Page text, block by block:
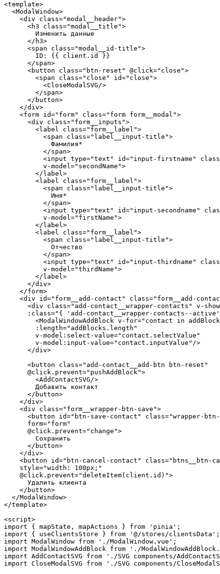
<template>
  <ModalWindow>
    <div class="modal__header">
      <h3 class="modal__title">
        Изменить данные
      </h3>
      <span class="modal__id-title">
        ID: {{ client.id }}
      </span>
      <button class="btn-reset" @click="close">
        <span class="close" id="close">
          <CloseModalSVG/>
        </span>
      </button>
    </div>
    <form id="form" class="form form__modal">
      <div class="form__inputs">
        <label class="form__label">
          <span class="label__input-title">
            Фамилия*
          </span>
<input type="text" id="input-firstname"
          v-model="secondName">
        </label>
        <label class="form__label">
          <span class="label__input-title">
            Имя*
          </span>
<input type="text" id="input-secondname"
          v-model="firstName">
        </label>
        <label class="form__label">
          <span class="label__input-title">
            Отчество
          </span>
<input type="text" id="input-thirdname"
          v-model="thirdName">
        </label>
      </div>
    </form>
<div id="form__add-contact" class="form__add-
<div class="add-contact__wrapper-contacts" v-
:class="{ 'add-contact__wrapper-contacts--
<ModalWindowAddBlock v-for="contact in
        :length="addBlocks.length"
        v-model:select-value="contact.selectValue"
        v-model:input-value="contact.inputValue"/>
      </div>
      <button class="add-contact__add-btn btn-reset"
      @click.prevent="pushAddBlock">
        <AddContactSVG/>
        Добавить контакт
      </button>
    </div>
    <div class="form__wrapper-btn-save">
<button id="btn-save-contact" class="wrapper-
      form="form"
      @click.prevent="change">
        Сохранить
      </button>
    </div>
<button id="btn-cancel-contact" class="btns__btn-
    style="width: 100px;"
    @click.prevent="deleteItem(client.id)">
      Удалить клиента
    </button>
  </ModalWindow>
</template>
<script>
import { mapState, mapActions } from 'pinia';
import { useClientsStore } from '@/stores/clientsData';
import ModalWindow from './ModalWindow.vue';
import ModalWindowAddBlock from './
import AddContactSVG from './SVG components/
import CloseModalSVG from './SVG components/